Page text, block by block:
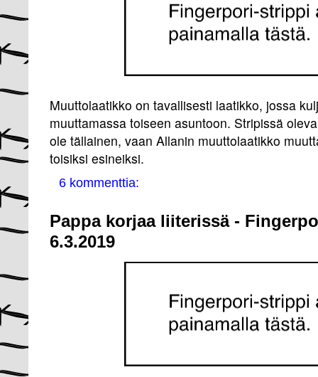
Muuttolaatikko on tavallisesti laatikko, jossa
muuttamassa toiseen asuntoon. Stripissä
ole tällainen, vaan Allanin muuttolaatikko
toisiksi esineiksi.
6 kommenttia:
Pappa korjaa liiterissä -
6.3.2019